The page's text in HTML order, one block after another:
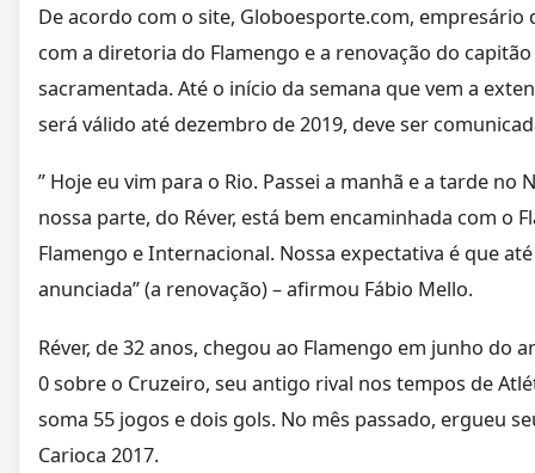
De acordo com o site, Globoesporte.com,
com a diretoria do Flamengo e a renovação do
sacramentada. Até o início da semana que vem a
será válido até dezembro de 2019, deve ser
” Hoje eu vim para o Rio. Passei a manhã e a tarde no
nossa parte, do Réver, está bem encaminhada com o
Flamengo e Internacional. Nossa expectativa é que
anunciada” (a renovação) – afirmou Fábio Mello.
Réver, de 32 anos, chegou ao Flamengo em junho do
0 sobre o Cruzeiro, seu antigo rival nos tempos de
soma 55 jogos e dois gols. No mês passado, ergueu
Carioca 2017.